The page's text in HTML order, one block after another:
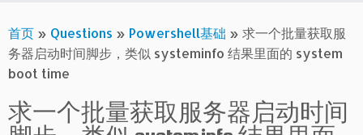
首页 » Questions » Powershell基础 » 求一个批量获取服
务器启动时间脚步，类似 systeminfo 结果里面的 system
boot time
求一个批量获取服务器启动时间